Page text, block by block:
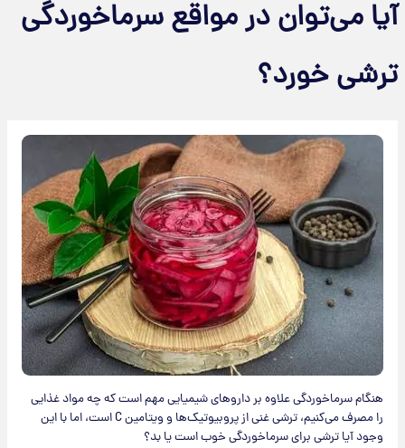
آیا می‌توان در مواقع سرماخوردگی
ترشی خورد؟
هنگام سرماخوردگی علاوه بر داروهای شیمیایی مهم است که چه مواد غذایی
را مصرف می‌کنیم، ترشی غنی از پروبیوتیک‌ها و ویتامین C است، اما با این
وجود آیا ترشی برای سرماخوردگی خوب است یا بد؟